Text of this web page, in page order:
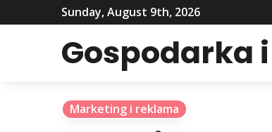
Sunday, August 9th, 2026
Gospodarka
Marketing i reklama